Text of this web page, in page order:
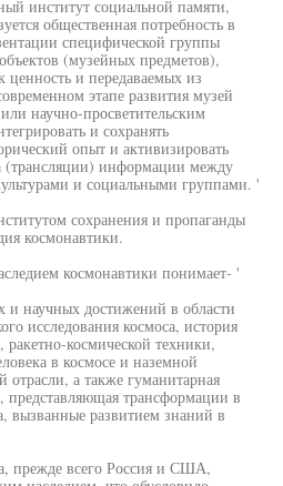
институт социальной памяти,
общественная потребность в
специфической группы
(музейных предметов),
ценность и передаваемых из
этапе развития музей
научно-просветительским
и сохранять
опыт и активизировать
(трансляции) информации между
и социальными группами. '
сохранения и пропаганды
космонавтики.
космонавтики понимает- '
и научных достижений в области
исследования космоса, история
ракетно-космической техники,
в космосе и наземной
отрасли, а также гуманитарная
представляющая трансформации в
вызванные развитием знаний в
прежде всего Россия и США,